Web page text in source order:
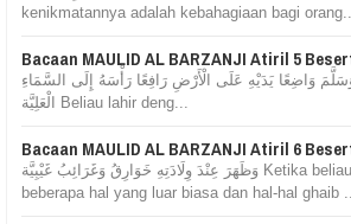
kenikmatannya adalah kebahagiaan bagi orang...
Bacaan MAULID AL BARZANJI Atiril 5
وَاضِعًا يَدَيْهِ عَلَى الْأَرْضِ رَافِعًا رَأْسَهُ إِلَى السَّمَاءِ
الْعَلِيَّة Beliau lahir deng...
Bacaan MAULID AL BARZANJI Atiril 6
وَظَهَرَ عِنْدَ وِلَادَتِهِ خَوَارِقُ وَغَرَائِبُ غَيْبِيَّة Ketika beliau lahir, tampaklah
beberapa hal yang luar biasa dan hal-hal ghaib ...